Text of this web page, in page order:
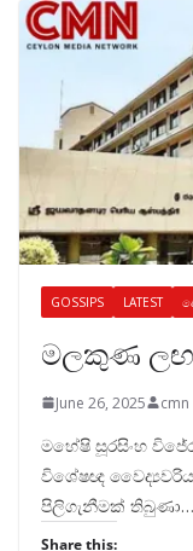
GOSSIPS LATEST
මලකුණ
June 26, 2025 cmn
මහේෂි සූරසිංහ
විශේෂඥ
පිලිගැනීමක්
Share this: